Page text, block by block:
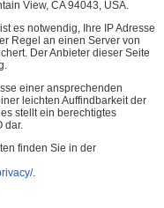
View, CA 94043, USA.
es notwendig, Ihre IP Adresse
Regel an einen Server von
Der Anbieter dieser Seite
einer ansprechenden
leichten Auffindbarkeit der
stellt ein berechtigtes
dar.
finden Sie in der
.